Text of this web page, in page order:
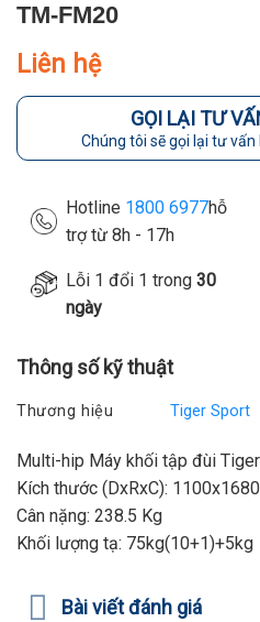
TM-FM20
Liên hệ
GỌI LẠI TƯ
Chúng tôi sẽ gọi lại tư vấn
Hotline 1800 6977hỗ
trợ từ 8h - 17h
Lỗi 1 đổi 1 trong 30
ngày
Thông số kỹ thuật
Thương hiệu Tiger Sport
Multi-hip Máy khối tập đùi
Kích thước (DxRxC):
Cân nặng: 238.5 Kg
Khối lượng tạ: 75kg(10+1)+5kg
Bài viết đánh giá